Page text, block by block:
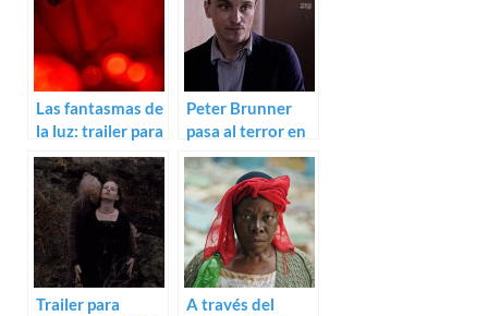
Las fantasmas de
la luz: trailer para
To the Night de
Peter Brunner
Peter Brunner
pasa al terror en
Die Gespaltene
Zunge con Franz
Rogowski
Trailer para
A través del